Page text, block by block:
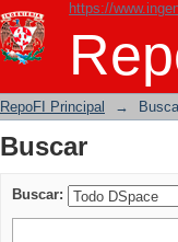
https://
Buscar
RepoFI Principal →
Buscar
Buscar: